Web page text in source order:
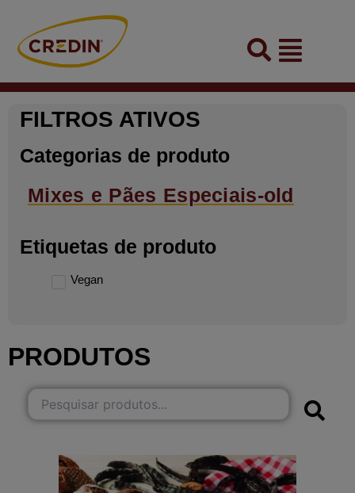
content
Flyout
Menu
FILTROS ATIVOS
Categorias de produto
Mixes e Pães Especiais-old
Etiquetas de produto
Vegan
PRODUTOS